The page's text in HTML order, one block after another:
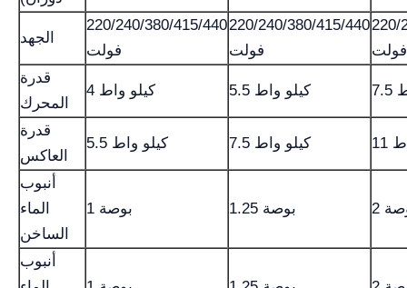
الجهد
220/240/380/415/440
فولت
220/240/380/415/440
فولت
220/
فولت
قدرة
المحرك
4 كيلو واط 5.5 كيلو واط
قدرة
العاكس
5.5 كيلو واط 7.5 كيلو واط
أنبوب
الماء
الساخن
1 بوصة 1.25 بوصة
أنبوب